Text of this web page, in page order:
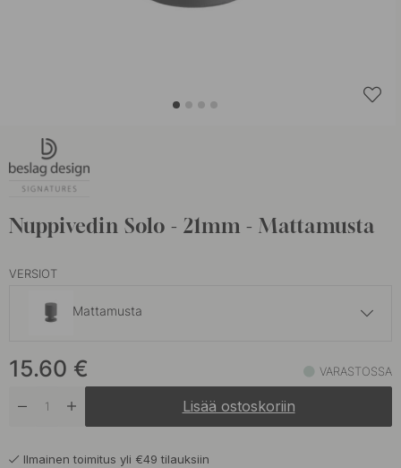
Nuppivedin Solo - 21mm - Mattamusta
VERSIOT
Mattamusta
Brunattu Messinki Varastossa
Harjattu Teräs Varastossa
15.60 € VARASTOSSA
Lisää ostoskoriin
Ilmainen toimitus yli €49 tilauksiin